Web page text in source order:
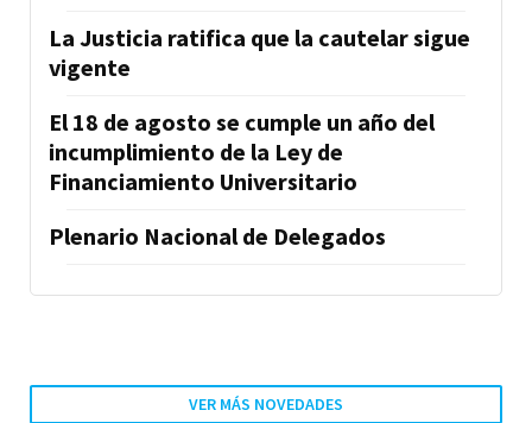
La Justicia ratifica que la cautelar sigue
vigente
El 18 de agosto se cumple un año del
incumplimiento de la Ley de
Financiamiento Universitario
Plenario Nacional de Delegados
VER MÁS NOVEDADES